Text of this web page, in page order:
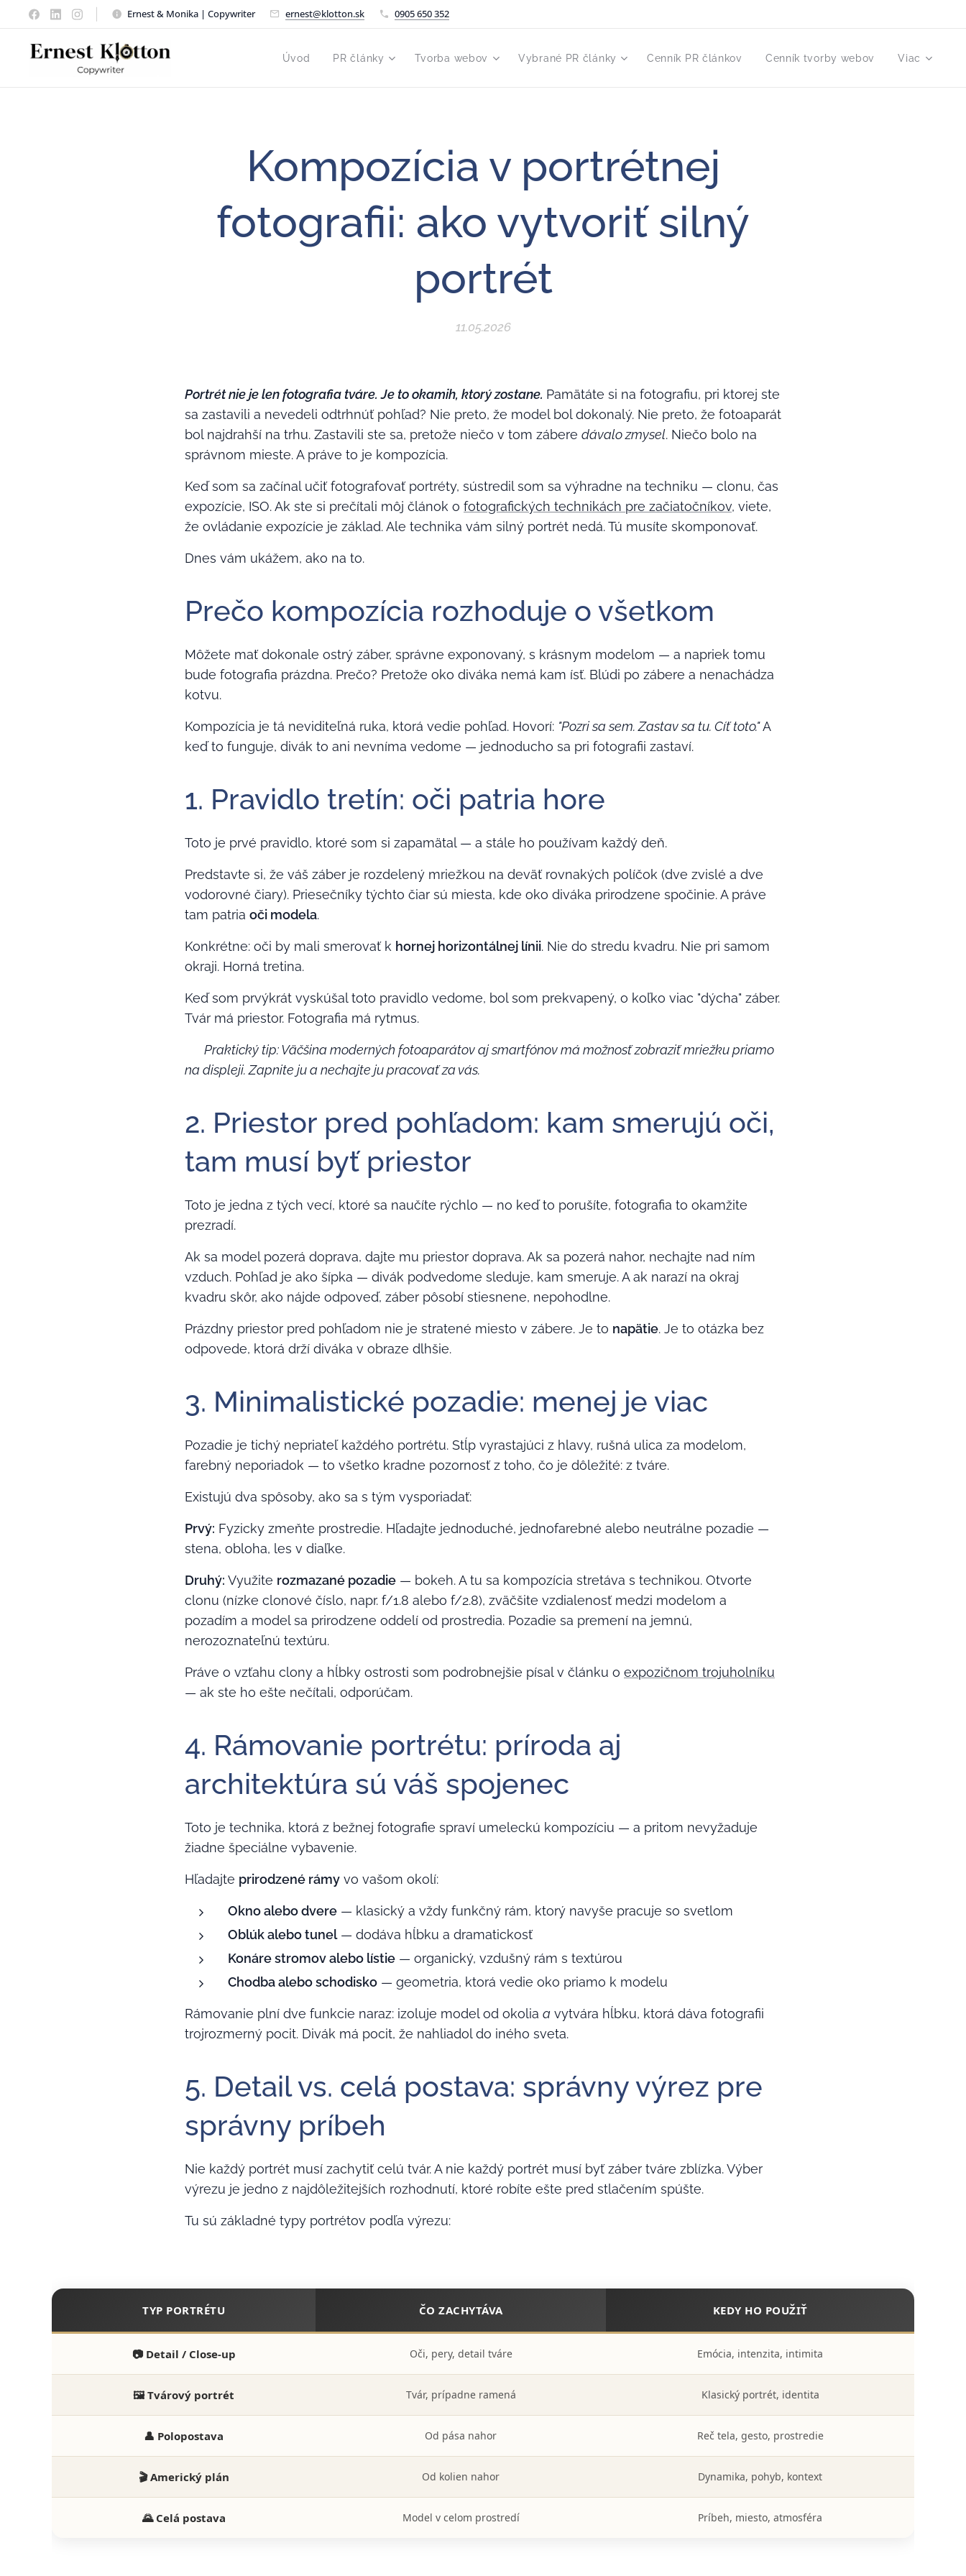
Ernest & Monika | Copywriter ernest@klotton.sk 0905 650 352
Úvod PR články Tvorba webov Vybrané PR články Cenník PR článkov Cenník tvorby webov Viac
Kompozícia v portrétnej
fotografii: ako vytvoriť silný
portrét
11.05.2026
Portrét nie je len fotografia tváre. Je to okamih, ktorý zostane. Pamätáte si na fotografiu, pri ktorej ste
sa zastavili a nevedeli odtrhnúť pohľad? Nie preto, že model bol dokonalý. Nie preto, že fotoaparát
bol najdrahší na trhu. Zastavili ste sa, pretože niečo v tom zábere dávalo zmysel. Niečo bolo na
správnom mieste. A práve to je kompozícia.
Keď som sa začínal učiť fotografovať portréty, sústredil som sa výhradne na techniku — clonu, čas
expozície, ISO. Ak ste si prečítali môj článok o fotografických technikách pre začiatočníkov, viete,
že ovládanie expozície je základ. Ale technika vám silný portrét nedá. Tú musíte skomponovať.
Dnes vám ukážem, ako na to.
Prečo kompozícia rozhoduje o všetkom
Môžete mať dokonale ostrý záber, správne exponovaný, s krásnym modelom — a napriek tomu
bude fotografia prázdna. Prečo? Pretože oko diváka nemá kam ísť. Blúdi po zábere a nenachádza
kotvu.
Kompozícia je tá neviditeľná ruka, ktorá vedie pohľad. Hovorí: "Pozri sa sem. Zastav sa tu. Cíť toto."A
keď to funguje, divák to ani nevníma vedome — jednoducho sa pri fotografii zastaví.
1. Pravidlo tretín: oči patria hore
Toto je prvé pravidlo, ktoré som si zapamätal — a stále ho používam každý deň.
Predstavte si, že váš záber je rozdelený mriežkou na deväť rovnakých políčok (dve zvislé a dve
vodorovné čiary). Priesečníky týchto čiar sú miesta, kde oko diváka prirodzene spočinie. A práve
tam patria oči modela.
Konkrétne: oči by mali smerovať k hornej horizontálnej línii. Nie do stredu kvadru. Nie pri samom
okraji. Horná tretina.
Keď som prvýkrát vyskúšal toto pravidlo vedome, bol som prekvapený, o koľko viac "dýcha" záber.
Tvár má priestor. Fotografia má rytmus.
Praktický tip: Väčšina moderných fotoaparátov aj smartfónov má možnosť zobraziť mriežku priamo
na displeji. Zapnite ju a nechajte ju pracovať za vás.
2. Priestor pred pohľadom: kam smerujú oči,
tam musí byť priestor
Toto je jedna z tých vecí, ktoré sa naučíte rýchlo — no keď to porušíte, fotografia to okamžite
prezradí.
Ak sa model pozerá doprava, dajte mu priestor doprava. Ak sa pozerá nahor, nechajte nad ním
vzduch. Pohľad je ako šípka — divák podvedome sleduje, kam smeruje. A ak narazí na okraj
kvadru skôr, ako nájde odpoveď, záber pôsobí stiesnene, nepohodlne.
Prázdny priestor pred pohľadom nie je stratené miesto v zábere. Je to napätie. Je to otázka bez
odpovede, ktorá drží diváka v obraze dlhšie.
3. Minimalistické pozadie: menej je viac
Pozadie je tichý nepriateľ každého portrétu. Stĺp vyrastajúci z hlavy, rušná ulica za modelom,
farebný neporiadok — to všetko kradne pozornosť z toho, čo je dôležité: z tváre.
Existujú dva spôsoby, ako sa s tým vysporiadať:
Prvý: Fyzicky zmeňte prostredie. Hľadajte jednoduché, jednofarebné alebo neutrálne pozadie —
stena, obloha, les v diaľke.
Druhý: Využite rozmazané pozadie — bokeh. A tu sa kompozícia stretáva s technikou. Otvorte
clonu (nízke clonové číslo, napr. f/1.8 alebo f/2.8), zväčšite vzdialenosť medzi modelom a
pozadím a model sa prirodzene oddelí od prostredia. Pozadie sa premení na jemnú,
nerozoznateľnú textúru.
Práve o vzťahu clony a hĺbky ostrosti som podrobnejšie písal v článku o expozičnom trojuholníku
— ak ste ho ešte nečítali, odporúčam.
4. Rámovanie portrétu: príroda aj
architektúra sú váš spojenec
Toto je technika, ktorá z bežnej fotografie spraví umeleckú kompozíciu — a pritom nevyžaduje
žiadne špeciálne vybavenie.
Hľadajte prirodzené rámy vo vašom okolí:
Okno alebo dvere — klasický a vždy funkčný rám, ktorý navyše pracuje so svetlom
Oblúk alebo tunel— dodáva hĺbku a dramatickosť
Konáre stromov alebo lístie — organický, vzdušný rám s textúrou
Chodba alebo schodisko — geometria, ktorá vedie oko priamo k modelu
Rámovanie plní dve funkcie naraz: izoluje model od okolia a vytvára hĺbku, ktorá dáva fotografii
trojrozmerný pocit. Divák má pocit, že nahliadol do iného sveta.
5. Detail vs. celá postava: správny výrez pre
správny príbeh
Nie každý portrét musí zachytiť celú tvár. A nie každý portrét musí byť záber tváre zblízka. Výber
výrezu je jedno z najdôležitejších rozhodnutí, ktoré robíte ešte pred stlačením spúšte.
Tu sú základné typy portrétov podľa výrezu:
TYP PORTRÉTU ČO ZACHYTÁVA KEDY HO POUŽIŤ
📷 Detail / Close-up Oči, pery, detail tváre Emócia, intenzita, intimita
🖼️ Tvárový portrét Tvár, prípadne ramená Klasický portrét, identita
👤 Polopostava Od pása nahor Reč tela, gesto, prostredie
🎬 Americký plán Od kolien nahor Dynamika, pohyb, kontext
🌄 Celá postava Model v celom prostredí Príbeh, miesto, atmosféra